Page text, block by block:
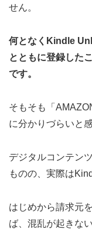
せん。
何となくKindle
とともに登録した
です。
そもそも「
に分かりづらいと
デジタルコンテン
ものの、実際は
はじめから請求元
ば、混乱が起きな